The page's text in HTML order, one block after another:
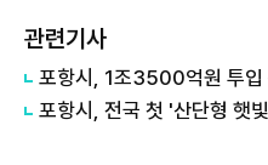
관련기사